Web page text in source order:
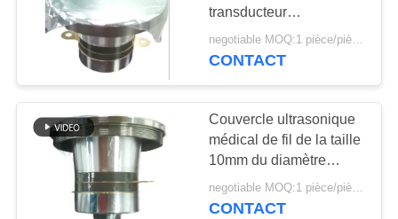
Anneau piézo-
électrique
27
transducteur
ultrasonique de
cavitation des dispositifs
negotiable MOQ:1 pièce/pièces
CONTACT
Couvercle ultrasonique
médical de fil de la taille
10mm du diamètre
70mm de transducteur
de perte de poids
negotiable MOQ:1 pièce/pièces
CONTACT